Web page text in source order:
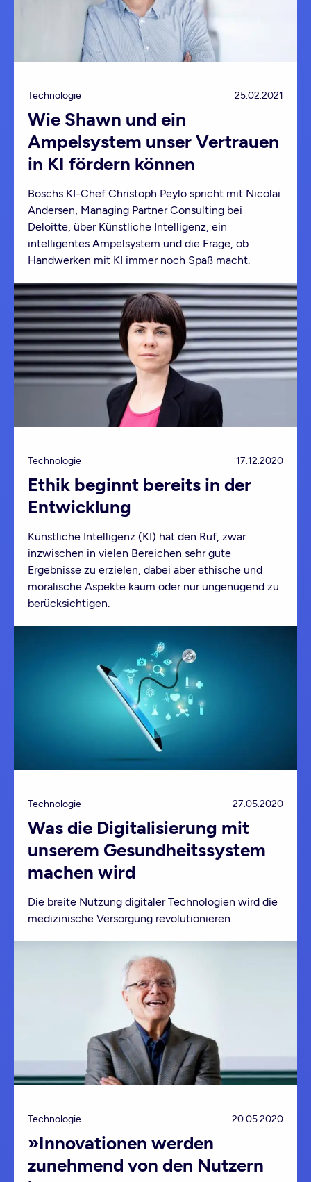
Technologie 25.02.2021
Wie Shawn und ein
Ampelsystem unser Vertrauen
in KI fördern können
Boschs KI-Chef Christoph Peylo spricht mit Nicolai
Andersen, Managing Partner Consulting bei
Deloitte, über Künstliche Intelligenz, ein
intelligentes Ampelsystem und die Frage, ob
Handwerken mit KI immer noch Spaß macht.
Technologie 17.12.2020
Ethik beginnt bereits in der
Entwicklung
Künstliche Intelligenz (KI) hat den Ruf, zwar
inzwischen in vielen Bereichen sehr gute
Ergebnisse zu erzielen, dabei aber ethische und
moralische Aspekte kaum oder nur ungenügend zu
berücksichtigen.
Technologie 27.05.2020
Was die Digitalisierung mit
unserem Gesundheitssystem
machen wird
Die breite Nutzung digitaler Technologien wird die
medizinische Versorgung revolutionieren.
Technologie 20.05.2020
»Innovationen werden
zunehmend von den Nutzern